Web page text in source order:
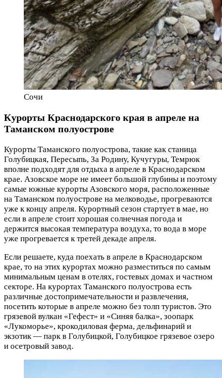
Сочи
Курорты Краснодарского края в апреле на
Таманском полуострове
Курорты Таманского полуострова, такие как станица
Голубицкая, Пересыпь, За Родину, Кучугуры, Темрюк
вполне подходят для отдыха в апреле в Краснодарском
крае. Азовское море не имеет большой глубины и поэтому
самые южные курорты Азовского моря, расположенные
на Таманском полуострове на мелководье, прогреваются
уже к концу апреля. Курортный сезон стартует в мае, но
если в апреле стоит хорошая солнечная погода и
держится высокая температура воздуха, то вода в море
уже прогревается к третей декаде апреля.
Если решаете, куда поехать в апреле в Краснодарском
крае, то на этих курортах можно разместиться по самым
минимальным ценам в отелях, гостевых домах и частном
секторе. На курортах Таманского полуострова есть
различные достопримечательности и развлечения,
посетить которые в апреле можно без толп туристов. Это
грязевой вулкан «Гефест» и «Синяя балка», зоопарк
«Лукоморье», крокодиловая ферма, дельфинарий и
экзотик — парк в Голубицкой, Голубицкое грязевое озеро
и осетровый завод.